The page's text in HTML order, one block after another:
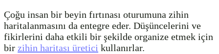
Çoğu insan bir beyin fırtınası oturumuna zihin
haritalanmasını da entegre eder. Düşüncelerini ve
fikirlerini daha etkili bir şekilde organize etmek için
bir zihin haritası üretici kullanırlar.